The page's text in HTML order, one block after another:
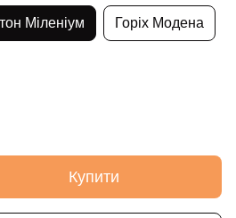
Міленіум Горіх Модена
Купити